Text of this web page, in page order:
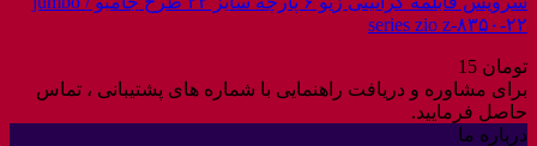
series zio z-۸۳۵۰-۲۲
تومان
برای مشاوره و دریافت راهنمایی با شماره های پشتیبانی ، تماس
حاصل فرمایید.
درباره ما